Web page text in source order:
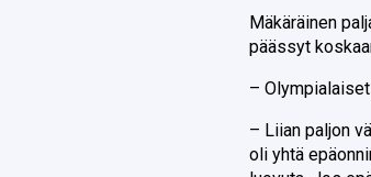
Mäkäräinen
päässyt
–
– Liian paljon
oli yhtä